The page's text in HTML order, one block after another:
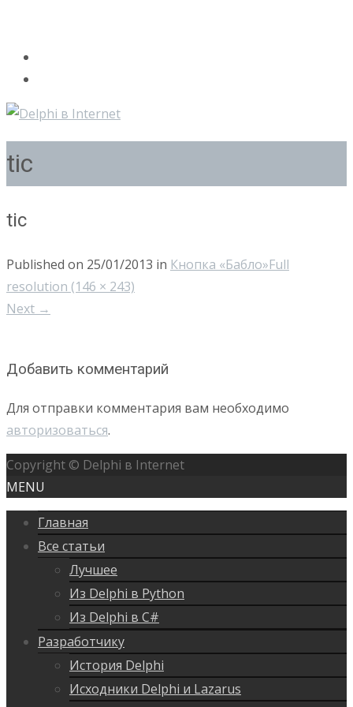
tic
tic
Published on 25/01/2013 in Кнопка «Бабло»Full
resolution (146 × 243)
Next →
Добавить комментарий
Для отправки комментария вам необходимо
авторизоваться.
Copyright © Delphi в Internet
MENU
Главная
Все статьи
Лучшее
Из Delphi в Python
Из Delphi в C#
Разработчику
История Delphi
Исходники Delphi и Lazarus